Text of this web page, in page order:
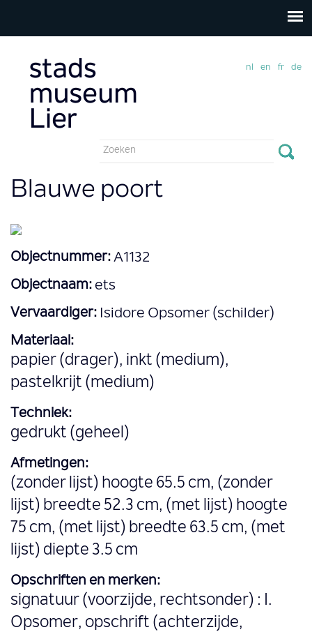
Zoekveld
nl en fr de
Blauwe poort
Objectnummer: A1132
Objectnaam: ets
Vervaardiger: Isidore Opsomer (schilder)
Materiaal:
papier (drager), inkt (medium),
pastelkrijt (medium)
Techniek:
gedrukt (geheel)
Afmetingen:
(zonder lijst) hoogte 65.5 cm, (zonder
lijst) breedte 52.3 cm, (met lijst) hoogte
75 cm, (met lijst) breedte 63.5 cm, (met
lijst) diepte 3.5 cm
Opschriften en merken:
signatuur (voorzijde, rechtsonder) : I.
Opsomer, opschrift (achterzijde,